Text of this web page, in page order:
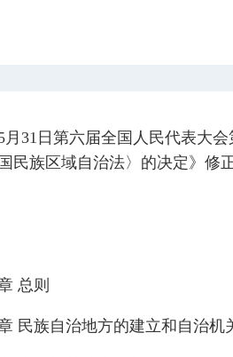
5月31日第六届全国人民代表大
民族区域自治法〉的决定》修
总则
族自治地方的建立和自治机